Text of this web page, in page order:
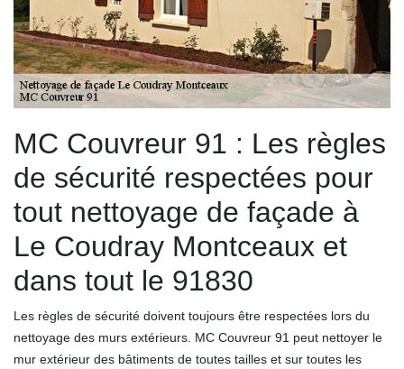
MC Couvreur 91 : Les règles
de sécurité respectées pour
tout nettoyage de façade à
Le Coudray Montceaux et
dans tout le 91830
Les règles de sécurité doivent toujours être respectées lors du
nettoyage des murs extérieurs. MC Couvreur 91 peut nettoyer le
mur extérieur des bâtiments de toutes tailles et sur toutes les